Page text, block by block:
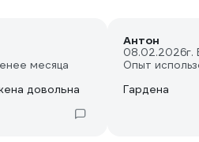
месяца
довольна
Антон
08.02.2026г.
Опыт
Гардена